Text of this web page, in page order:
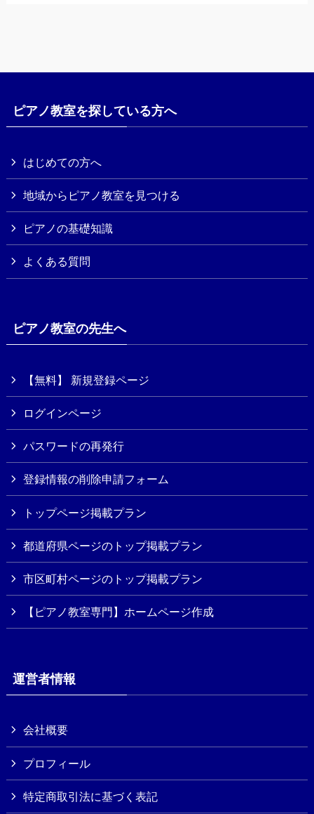
ピアノ教室を探している方へ
はじめての方へ
地域からピアノ教室を見つける
ピアノの基礎知識
よくある質問
ピアノ教室の先生へ
【無料】 新規登録ページ
ログインページ
パスワードの再発行
登録情報の削除申請フォーム
トップページ掲載プラン
都道府県ページのトップ掲載プラン
市区町村ページのトップ掲載プラン
【ピアノ教室専門】ホームページ作成
運営者情報
会社概要
プロフィール
特定商取引法に基づく表記